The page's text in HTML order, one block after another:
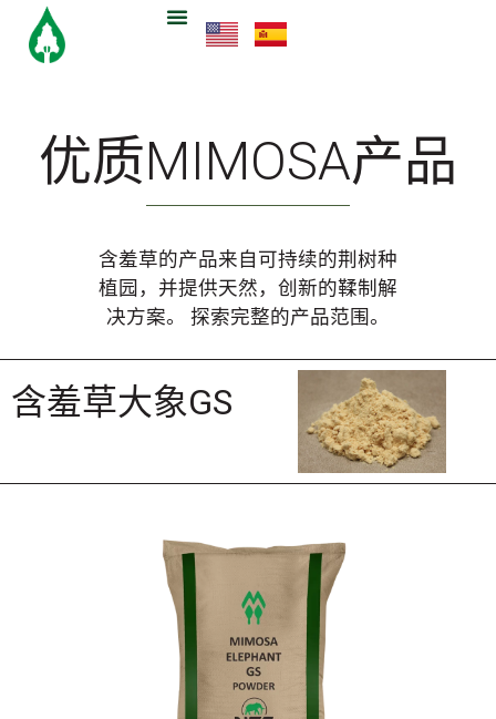
优质MIMOSA产品
含羞草的产品来自可持续的荆树种
植园，并提供天然，创新的鞣制解
决方案。 探索完整的产品范围。
含羞草大象GS